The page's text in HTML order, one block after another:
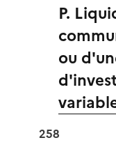
P.
ou
258